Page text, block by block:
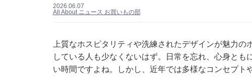
2026.06.07
All About ニュース お買いもの部
上質なホスピタリティや洗練されたデザインが魅力
している人も少なくないはず。日常を忘れ、心身と
い時間ですよね。しかし、近年では多様なコンセプ